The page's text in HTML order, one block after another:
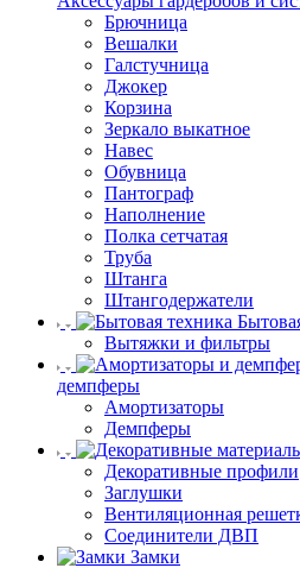
Брючница
Вешалки
Галстучница
Джокер
Корзина
Зеркало выкатное
Навес
Обувница
Пантограф
Наполнение
Полка сетчатая
Труба
Штанга
Штангодержатели
Вытяжки и фильтры
демпферы
Амортизаторы
Демпферы
Декоративные профили
Заглушки
Вентиляционная
Соединители ДВП
Замки